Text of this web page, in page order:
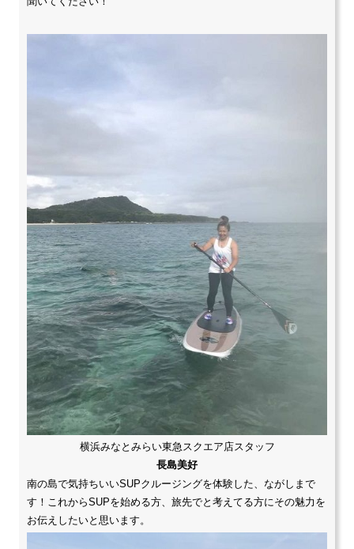
横浜みなとみらい東急スクエア店スタッフ
長島美好
南の島で気持ちいいSUPクルージングを体験した、ながしまで
す！これからSUPを始める方、旅先でと考えてる方にその魅力を
お伝えしたいと思います。